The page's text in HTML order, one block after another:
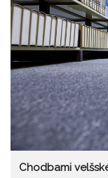
Chodbami